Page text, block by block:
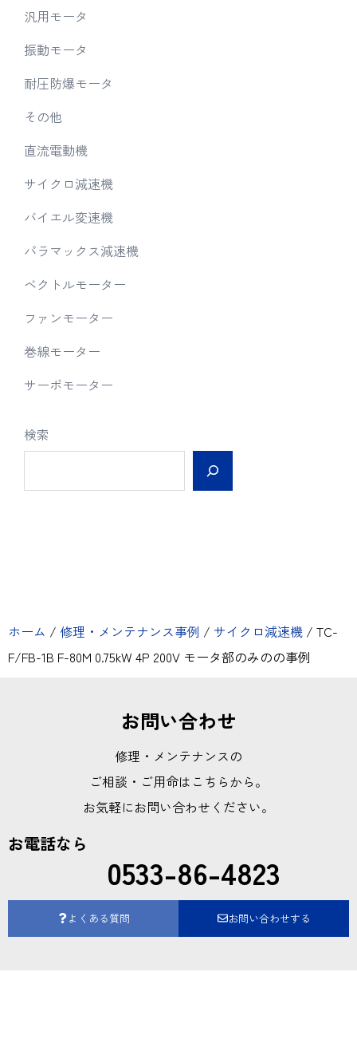
汎用モータ
振動モータ
耐圧防爆モータ
その他
直流電動機
サイクロ減速機
バイエル変速機
パラマックス減速機
ベクトルモーター
ファンモーター
巻線モーター
サーボモーター
検索
ホーム / 修理・メンテナンス事例 / サイクロ減速機 / TC-
F/FB-1B F-80M 0.75kW 4P 200V モータ部のみのの事例
お問い合わせ
修理・メンテナンスの
ご相談・ご用命はこちらから。
お気軽にお問い合わせください。
お電話なら
0533-86-4823
よくある質問 お問い合わせする